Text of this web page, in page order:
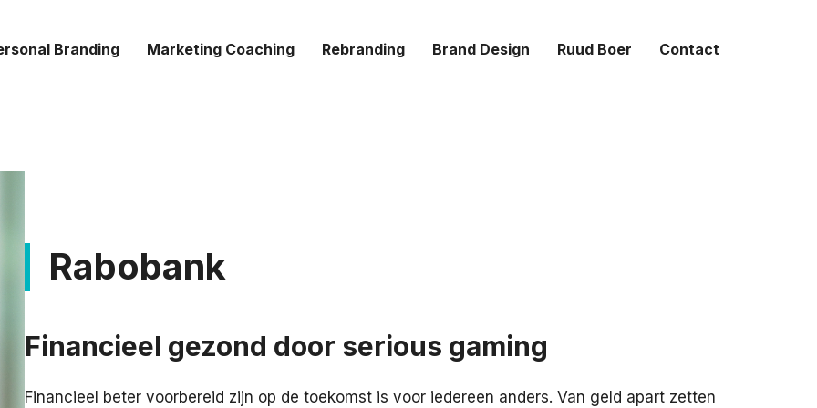
Branding Marketing Coaching Rebranding Brand Design Ruud Boer Contact
Rabobank
Financieel gezond door serious gaming
Financieel beter voorbereid zijn op de toekomst is voor iedereen anders. Van geld apart zetten